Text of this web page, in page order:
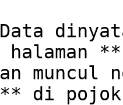
muncul
di